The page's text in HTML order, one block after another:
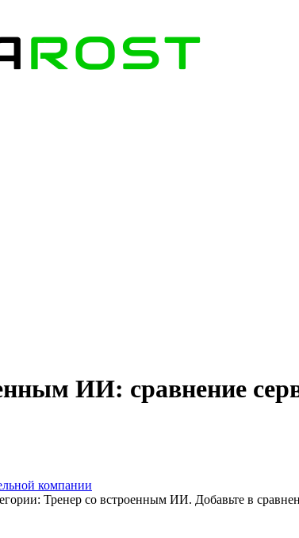
ИИ: сравнение
компании
Тренер со встроенным ИИ. Добавьте в